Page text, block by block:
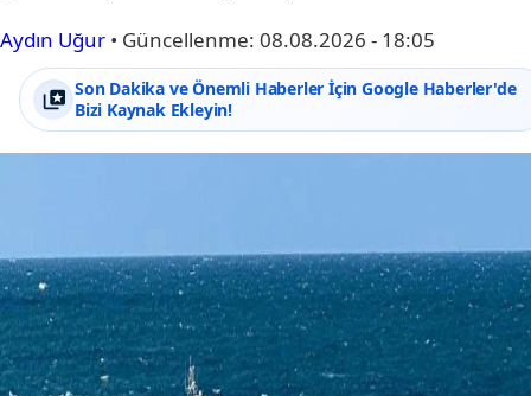
Aydın Uğur • Güncellenme: 08.08.2026 - 18:05
Son Dakika ve Önemli Haberler İçin Google Haberler'de
Bizi Kaynak Ekleyin!